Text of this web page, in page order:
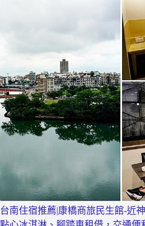
台南住宿推薦|康橋商旅民生館-近